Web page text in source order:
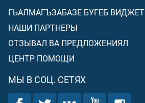
ГЬАЛМАГЪЗАБАЗЕ БУГЕБ ВИДЖЕТ
НАШИ ПАРТНЕРЫ
ОТЗЫВАЛ ВА ПРЕДЛОЖЕНИЯЛ
ЦЕНТР ПОМОЩИ
МЫ В СОЦ. СЕТЯХ